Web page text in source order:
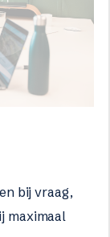
bij vraag,
maximaal